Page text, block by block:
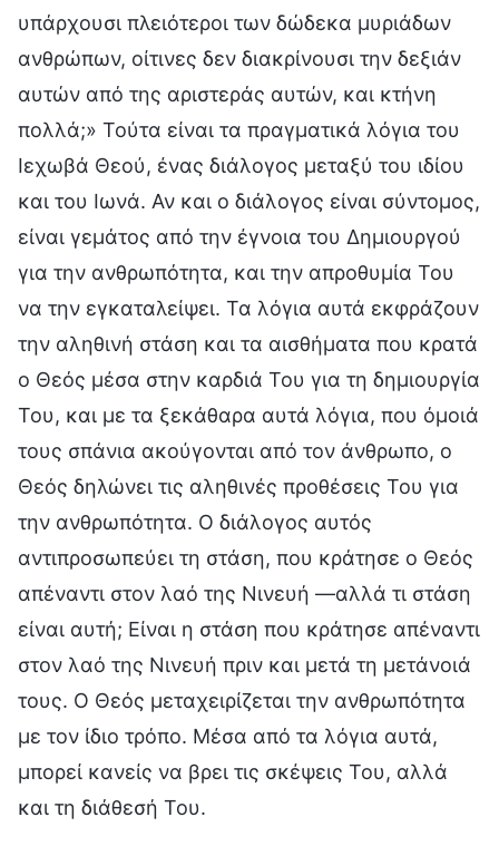
υπάρχουσι πλειότεροι των δώδεκα μυριάδων
ανθρώπων, οίτινες δεν διακρίνουσι την δεξιάν
αυτών από της αριστεράς αυτών, και κτήνη
πολλά;» Τούτα είναι τα πραγματικά λόγια του
Ιεχωβά Θεού, ένας διάλογος μεταξύ του ιδίου
και του Ιωνά. Αν και ο διάλογος είναι σύντομος,
είναι γεμάτος από την έγνοια του Δημιουργού
για την ανθρωπότητα, και την απροθυμία Του
να την εγκαταλείψει. Τα λόγια αυτά εκφράζουν
την αληθινή στάση και τα αισθήματα που κρατά
ο Θεός μέσα στην καρδιά Του για τη δημιουργία
Του, και με τα ξεκάθαρα αυτά λόγια, που όμοιά
τους σπάνια ακούγονται από τον άνθρωπο, ο
Θεός δηλώνει τις αληθινές προθέσεις Του για
την ανθρωπότητα. Ο διάλογος αυτός
αντιπροσωπεύει τη στάση, που κράτησε ο Θεός
απέναντι στον λαό της Νινευή —αλλά τι στάση
είναι αυτή; Είναι η στάση που κράτησε απέναντι
στον λαό της Νινευή πριν και μετά τη μετάνοιά
τους. Ο Θεός μεταχειρίζεται την ανθρωπότητα
με τον ίδιο τρόπο. Μέσα από τα λόγια αυτά,
μπορεί κανείς να βρει τις σκέψεις Του, αλλά
και τη διάθεσή Του.